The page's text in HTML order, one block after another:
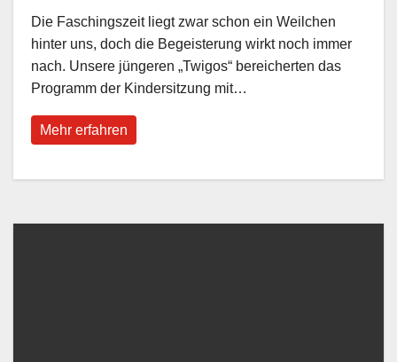
Die Faschingszeit liegt zwar schon ein Weilchen
hinter uns, doch die Begeisterung wirkt noch immer
nach. Unsere jüngeren „Twigos“ bereicherten das
Programm der Kindersitzung mit…
Mehr erfahren